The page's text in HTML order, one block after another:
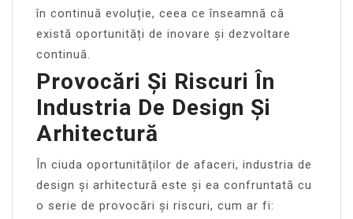
în continuă evoluție, ceea ce înseamnă că
există oportunități de inovare și dezvoltare
continuă.
Provocări Și Riscuri În
Industria De Design Și
Arhitectură
În ciuda oportunităților de afaceri, industria de
design și arhitectură este și ea confruntată cu
o serie de provocări și riscuri, cum ar fi: